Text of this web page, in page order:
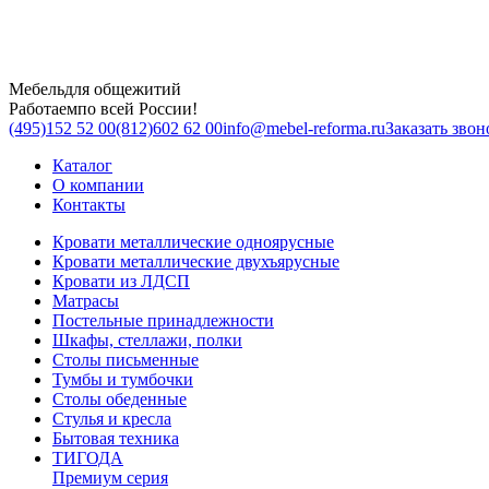
Мебельдля общежитий
Работаемпо всей России!
(495)152 52 00(812)602 62 00info@mebel-reforma.ruЗаказать
Каталог
О компании
Контакты
Кровати металлические одноярусные
Кровати металлические двухъярусные
Кровати из ЛДСП
Матрасы
Постельные принадлежности
Шкафы, стеллажи, полки
Столы письменные
Тумбы и тумбочки
Столы обеденные
Стулья и кресла
Бытовая техника
ТИГОДА
Премиум серия